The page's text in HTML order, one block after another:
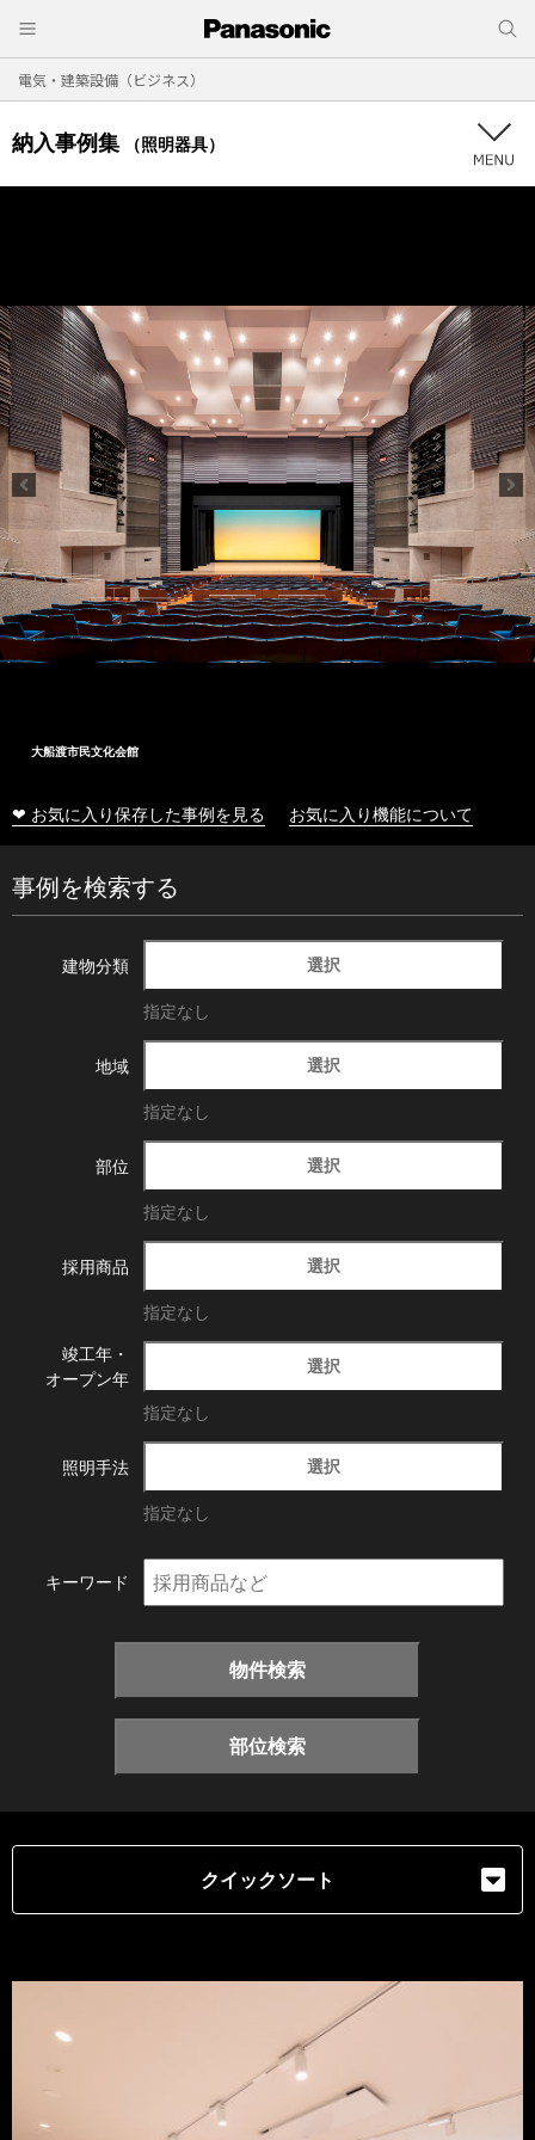
電気・建築設備（ビジネス）
納入事例集 （照明器具）
大船渡市民文化会館
❤ お気に入り保存した事例を見る お気に入り機能について
事例を検索する
建物分類 選択
指定なし
地域 選択
指定なし
部位 選択
指定なし
採用商品 選択
指定なし
竣工年・
オープン年
選択
指定なし
照明手法 選択
指定なし
キーワード
物件検索
部位検索
クイックソート